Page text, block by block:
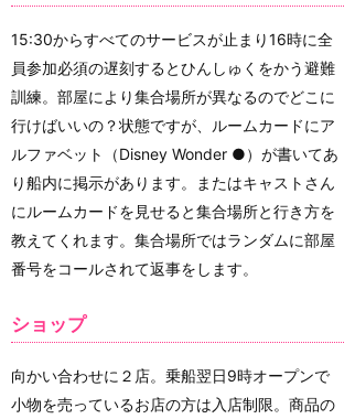
15:30からすべてのサービスが止まり16時に全
員参加必須の遅刻するとひんしゅくをかう避難
訓練。部屋により集合場所が異なるのでどこに
行けばいいの？状態ですが、ルームカードにア
ルファベット（Disney Wonder ●）が書いてあ
り船内に掲示があります。またはキャストさん
にルームカードを見せると集合場所と行き方を
教えてくれます。集合場所ではランダムに部屋
番号をコールされて返事をします。
ショップ
向かい合わせに２店。乗船翌日9時オープンで
小物を売っているお店の方は入店制限。商品の